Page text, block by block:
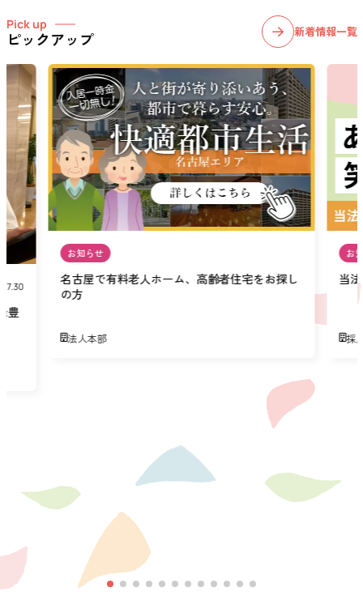
Pick up
ピックアップ 新着情報一覧
豊
お知らせ
名古屋で有料老人ホーム、高齢者住宅をお探し
の方
法人本部
お
当
採